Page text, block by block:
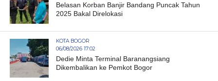
Belasan Korban Banjir Bandang Puncak Tahun
2025 Bakal Direlokasi
KOTA BOGOR
06/08/2026 17:02
Dedie Minta Terminal Baranangsiang
Dikembalikan ke Pemkot Bogor